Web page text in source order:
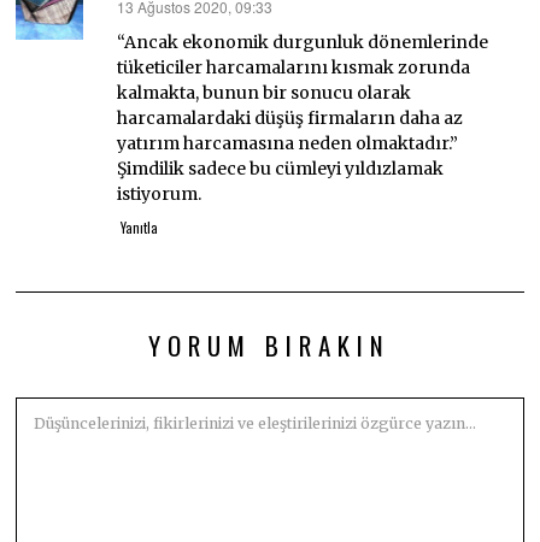
dedi
ki:
13 Ağustos 2020, 09:33
“Ancak ekonomik durgunluk dönemlerinde
tüketiciler harcamalarını kısmak zorunda
kalmakta, bunun bir sonucu olarak
harcamalardaki düşüş firmaların daha az
yatırım harcamasına neden olmaktadır.”
Şimdilik sadece bu cümleyi yıldızlamak
istiyorum.
Yanıtla
YORUM BIRAKIN